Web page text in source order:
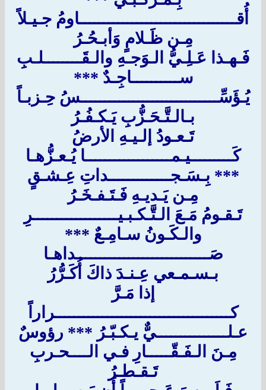
أُقـــــــــــــــــــــــــــــــــاومُ جـيـلاً
مِـن ظَـلامٍ وَأبـحُـرُ
فَـهـذا عَـلِـيُّ الـوَجـهِ والـقَــــــــلـبِ
ســــــــــاجِـدٌ ***
يُـؤَسِّـــــــــــــــــــــــــــــسُ حِـزبـاً
بـالـتَّـحَـزُّبِ يَـكـفُـرُ
تَـعـودُ إلـيـهِ الأرضُ
كَـــــــــيـمــــــــــــــــــا يُـعـزُّهـا
*** بِـسَـجـــــــــــــداتِ عِـشـقٍ
مِـن يَـديـهِ فَـتَـفـخَـرُ
تَـقـومُ مَـعَ الـتَّـكـبـيــــــــــــــــــرِ
والـكَـونُ سـامِـعٌ ***
صَــــــــــــــــــــــــــــداهـا
بـسـمـعي عِـنـدَ ذاكَ أُكَـرُّرُ
إذا مَـرَّ
كـــــــــــــــــــــــــــــــــــــراراً
عـلـــــــــــــــيٌّ يـكـبّـرُ *** رؤوسٌ
مِـنَ الـفَـقّـــــارِ فـي الــــحـربِ
تَـقـطـرُ